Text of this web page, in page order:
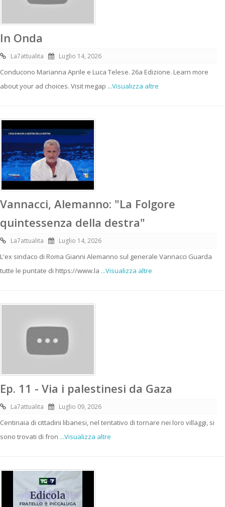
In Onda
La7attualita Luglio 14, 2026
Conducono Marianna Aprile e Luca Telese. 26a Edizione. Learn more
about your ad choices. Visit megap ...Visualizza altre
Vannacci, Alemanno: "La Folgore
quintessenza della destra"
La7attualita Luglio 14, 2026
L'ex sindaco di Roma Gianni Alemanno sul generale Vannacci Guarda
tutte le puntate di https://www.la ...Visualizza altre
Ep. 11 - Via i palestinesi da Gaza
La7attualita Luglio 09, 2026
Centinaia di cittadini libanesi, nel tentativo di tornare nei loro villaggi, si
sono trovati di fron ...Visualizza altre